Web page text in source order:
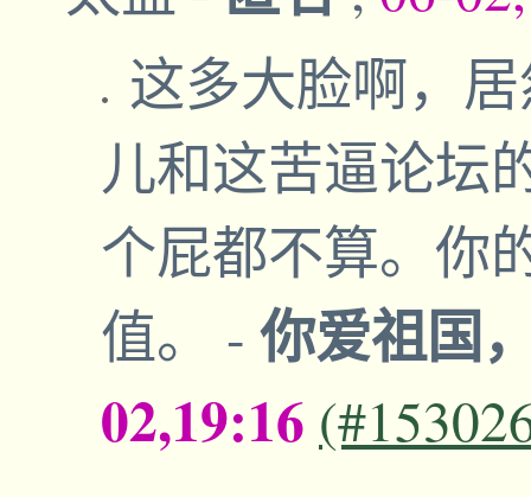
这多大脸啊，
儿和这苦逼论坛
个屁都不算。你
值。 - 你爱祖国
02,19:16